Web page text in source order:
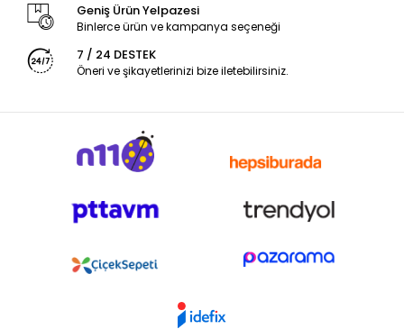
Geniş Ürün Yelpazesi
Binlerce ürün ve kampanya seçeneği
7 / 24 DESTEK
Öneri ve şikayetlerinizi bize iletebilirsiniz.